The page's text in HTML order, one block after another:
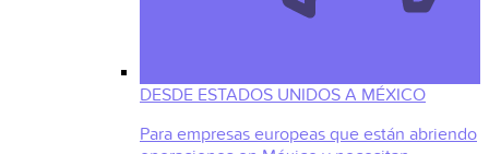
DESDE ESTADOS UNIDOS A MÉXICO
Para empresas europeas que están abriendo